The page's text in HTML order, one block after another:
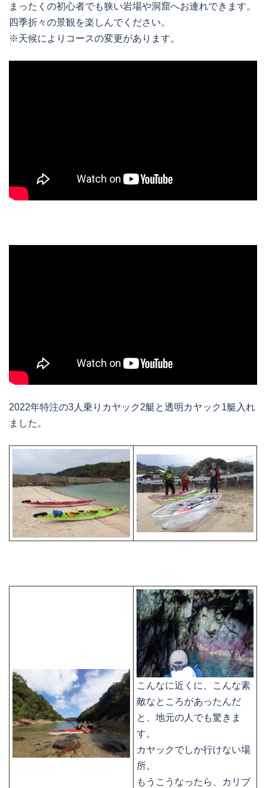
まったくの初心者でも狭い岩場や洞窟へお連れできます。
四季折々の景観を楽しんでください。
※天候によりコースの変更があります。
2022年特注の3人乗りカヤック2艇と透明カヤック1艇入れ
ました。
こんなに近くに、こんな素
敵なところがあったんだ
と、地元の人でも驚きま
す。
カヤックでしか行けない場
所。
もうこうなったら、カリブ